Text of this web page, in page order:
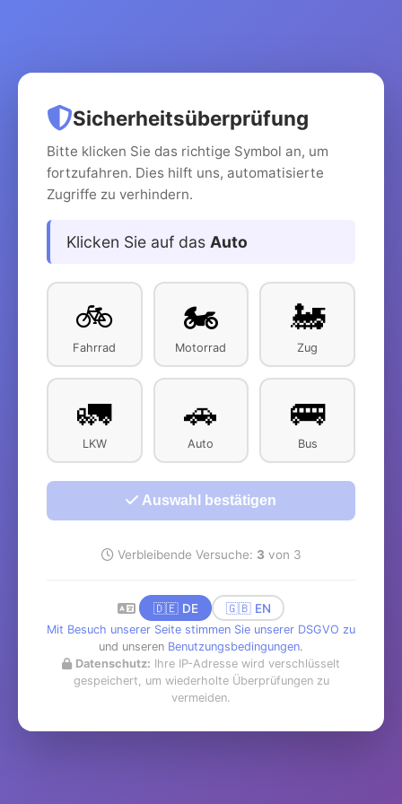
Sicherheitsüberprüfung
Bitte klicken Sie das richtige Symbol an, um
fortzufahren. Dies hilft uns, automatisierte
Zugriffe zu verhindern.
Klicken Sie auf das Auto
🚲
Fahrrad
🏍️
Motorrad
🚂
Zug
🚛
LKW
🚗
Auto
🚌
Bus
Auswahl bestätigen
Verbleibende Versuche: 3 von 3
🇩🇪 DE 🇬🇧 EN
Mit Besuch unserer Seite stimmen Sie unserer DSGVO zu
und unseren Benutzungsbedingungen.
Datenschutz: Ihre IP-Adresse wird verschlüsselt
gespeichert, um wiederholte Überprüfungen zu
vermeiden.